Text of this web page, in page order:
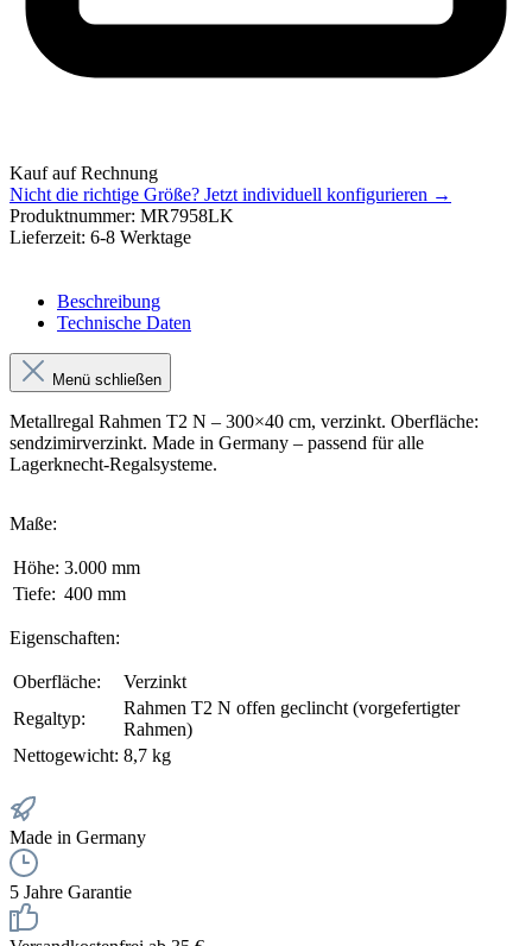
Kauf auf Rechnung
Nicht die richtige Größe? Jetzt individuell konfigurieren →
Produktnummer: MR7958LK
Lieferzeit: 6-8 Werktage
Beschreibung
Technische Daten
Menü schließen
Metallregal Rahmen T2 N – 300×40 cm, verzinkt. Oberfläche:
sendzimirverzinkt. Made in Germany – passend für alle
Lagerknecht-Regalsysteme.
Maße:
Höhe: 3.000 mm
Tiefe: 400 mm
Eigenschaften:
Oberfläche:
Verzinkt
Regaltyp:
Rahmen T2 N offen geclincht (vorgefertigter
Rahmen)
Nettogewicht: 8,7 kg
Made in Germany
5 Jahre Garantie